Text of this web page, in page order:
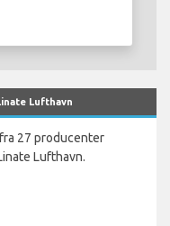
Lufthavn
27 producenter
Lufthavn.